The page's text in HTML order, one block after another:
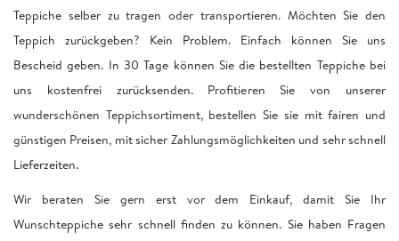
Teppiche selber zu tragen oder transportieren. Möchten Sie den
Teppich zurückgeben? Kein Problem. Einfach können Sie uns
Bescheid geben. In 30 Tage können Sie die bestellten Teppiche bei
uns kostenfrei zurücksenden. Profitieren Sie von unserer
wunderschönen Teppichsortiment, bestellen Sie sie mit fairen und
günstigen Preisen, mit sicher Zahlungsmöglichkeiten und sehr schnell
Lieferzeiten.
Wir beraten Sie gern erst vor dem Einkauf, damit Sie Ihr
Wunschteppiche sehr schnell finden zu können. Sie haben Fragen